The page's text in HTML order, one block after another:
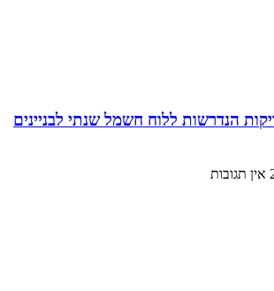
הנדרשות ללוח חשמל שנתי לבניינים
אין תגובות